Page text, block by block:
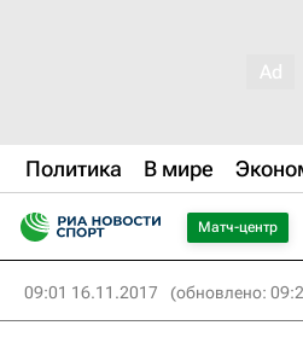
Политика В мире
Матч-центр
09:01 16.11.2017 (обновлено: